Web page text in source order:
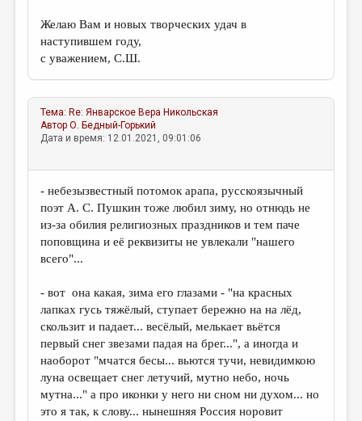
Желаю Вам и новых творческих удач в
наступившем году,
с уважением, С.Ш.
Тема: Re: Январское Вера Никольская
АвторО. Бедный-Горький
Дата и время: 12.01.2021, 09:01:06
- небезызвестный потомок арапа, русскоязычный
поэт А. С. Пушкин тоже любил зиму, но отнюдь не
из-за обилия религиозных праздников и тем паче
поповщина и её реквизиты не увлекали "нашего
всего"...
- вот она какая, зима его глазами - "на красных
лапках гусь тяжёлый, ступает бережно на на лёд,
скользит и падает... весёлый, мелькает вьётся
первый снег звезами падая на брег...", а иногда и
наоборот "мчатся бесы... вьются тучи, невидимкою
луна освещает снег летучий, мутно небо, ночь
мутна..." а про иконки у него ни сном ни духом... но
это я так, к слову... нынешняя Россия норовит